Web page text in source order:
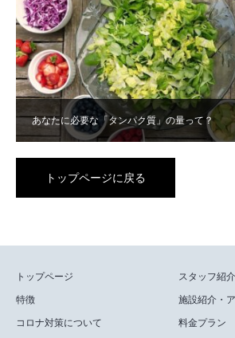
あなたに必要な「タンパク質」の量って？
トップページに戻る
トップページ
特徴
コロナ対策について
スタッフ紹介
施設紹介・
料金プラン